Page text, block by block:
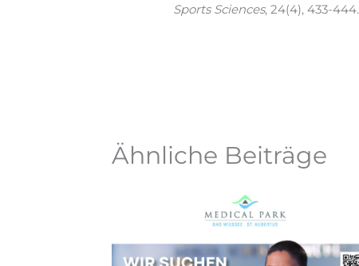
Sports Sciences, 24(4), 433-444.
Ähnliche Beiträge